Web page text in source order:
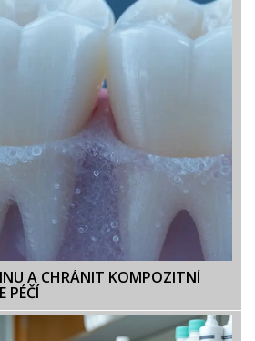
A CHRÁNIT KOMPOZITNÍ
PÉČÍ